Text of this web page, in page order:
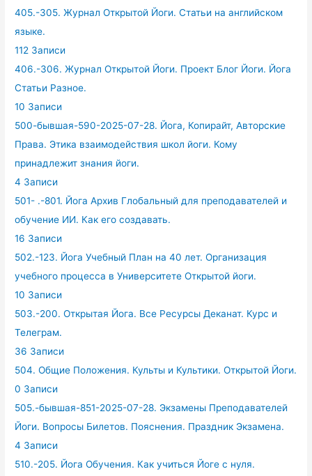
405.-305. Журнал Открытой Йоги. Статьи на английском
языке.
112 Записи
406.-306. Журнал Открытой Йоги. Проект Блог Йоги. Йога
Статьи Разное.
10 Записи
500-бывшая-590-2025-07-28. Йога, Копирайт, Авторские
Права. Этика взаимодействия школ йоги. Кому
принадлежит знания йоги.
4 Записи
501- .-801. Йога Архив Глобальный для преподавателей и
обучение ИИ. Как его создавать.
16 Записи
502.-123. Йога Учебный План на 40 лет. Организация
учебного процесса в Университете Открытой йоги.
10 Записи
503.-200. Открытая Йога. Все Ресурсы Деканат. Курс и
Телеграм.
36 Записи
504. Общие Положения. Культы и Культики. Открытой Йоги.
0 Записи
505.-бывшая-851-2025-07-28. Экзамены Преподавателей
Йоги. Вопросы Билетов. Пояснения. Праздник Экзамена.
4 Записи
510.-205. Йога Обучения. Как учиться Йоге с нуля.